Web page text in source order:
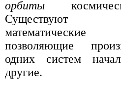
орбиты
Существуют
позволяющие
одних систем
другие.